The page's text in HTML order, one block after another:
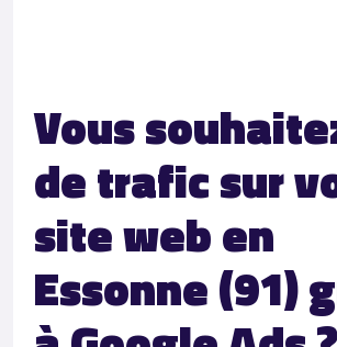
Vous
de trafic sur
site web en
Essonne (91)